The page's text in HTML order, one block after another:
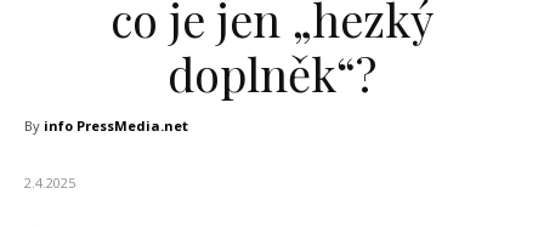
co je jen „hezký
doplněk“?
By info PressMedia.net
2.4.2025